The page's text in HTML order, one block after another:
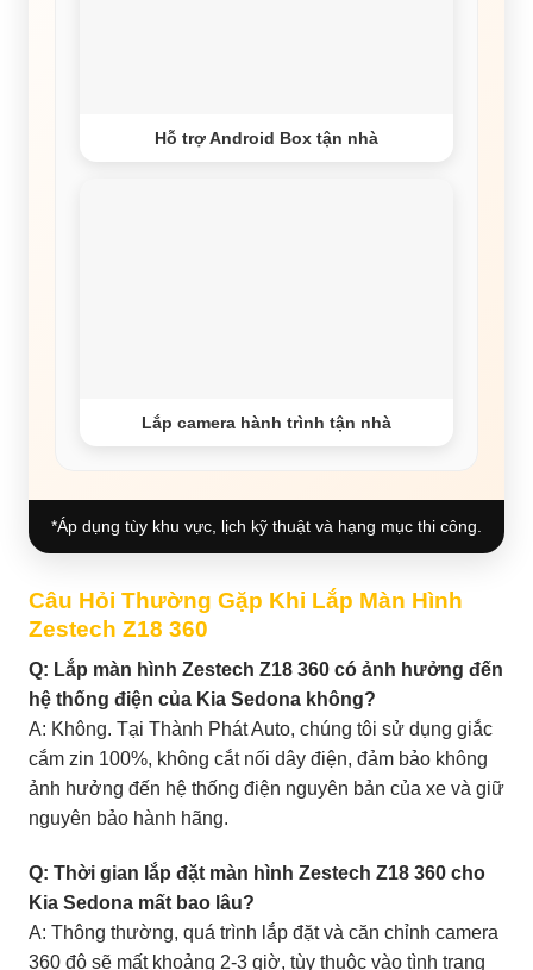
Hỗ trợ Android Box tận nhà
Lắp camera hành trình tận nhà
*Áp dụng tùy khu vực, lịch kỹ thuật và hạng mục thi công.
Câu Hỏi Thường Gặp Khi Lắp Màn Hình
Zestech Z18 360
Q: Lắp màn hình Zestech Z18 360 có ảnh hưởng đến
hệ thống điện của Kia Sedona không?
A: Không. Tại Thành Phát Auto, chúng tôi sử dụng giắc
cắm zin 100%, không cắt nối dây điện, đảm bảo không
ảnh hưởng đến hệ thống điện nguyên bản của xe và giữ
nguyên bảo hành hãng.
Q: Thời gian lắp đặt màn hình Zestech Z18 360 cho
Kia Sedona mất bao lâu?
A: Thông thường, quá trình lắp đặt và căn chỉnh camera
360 độ sẽ mất khoảng 2-3 giờ, tùy thuộc vào tình trạng